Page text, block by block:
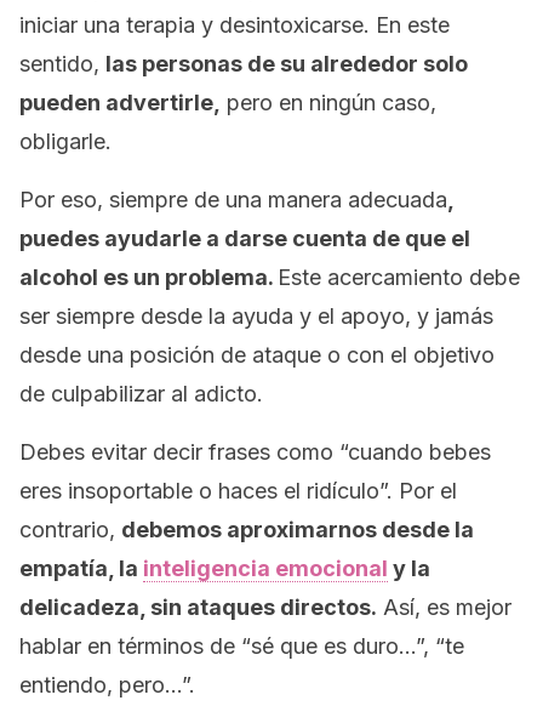
iniciar una terapia y desintoxicarse. En este
sentido, las personas de su alrededor solo
pueden advertirle, pero en ningún caso,
obligarle.
Por eso, siempre de una manera adecuada
puedes ayudarle a darse cuenta de que el
alcohol es un problema. Este acercamiento debe
ser siempre desde la ayuda y el apoyo, y jamás
desde una posición de ataque o con el objetivo
de culpabilizar al adicto.
Debes evitar decir frases como “cuando bebes
eres insoportable o haces el ridículo”. Por el
contrario, debemos aproximarnos desde la
empatía, la inteligencia emocional y la
delicadeza, sin ataques directos. Así, es mejor
hablar en términos de “sé que es duro…”, “te
entiendo, pero…”.